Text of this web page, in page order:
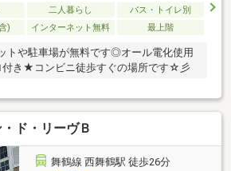
二人暮らし
バス・トイレ別
)
インターネット無料 最上階
トや駐車場が無料です◎オール電化使用
付き★コンビニ徒歩すぐの場所です☆彡
ド・リーヴＢ
舞鶴線 西舞鶴駅 徒歩26分